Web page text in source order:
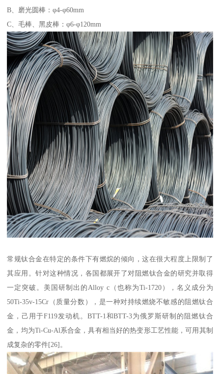
B、磨光圆棒：φ4-φ60mm
C、毛棒、黑皮棒：φ6-φ120mm
常规钛合金在特定的条件下有燃烷的倾向，这在很大程度上限制了
其应用。针对这种情况，各国都展开了对阻燃钛合金的研究并取得
一定突破。美国研制出的Alloy c（也称为Ti-1720），名义成分为
50Ti-35v-15Cr（质量分数），是一种对持续燃烧不敏感的阻燃钛合
金，己用于F119发动机。BTT-1和BTT-3为俄罗斯研制的阻燃钛合
金，均为Ti-Cu-Al系合金，具有相当好的热变形工艺性能，可用其制
成复杂的零件[26]。